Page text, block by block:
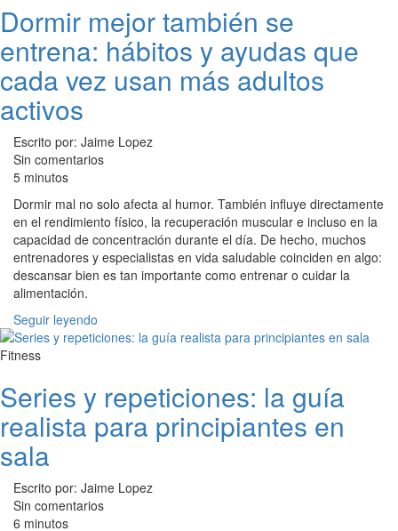
Dormir mejor también se
entrena: hábitos y ayudas que
cada vez usan más adultos
activos
Escrito por: Jaime Lopez
Sin comentarios
5 minutos
Dormir mal no solo afecta al humor. También influye directamente
en el rendimiento físico, la recuperación muscular e incluso en la
capacidad de concentración durante el día. De hecho, muchos
entrenadores y especialistas en vida saludable coinciden en algo:
descansar bien es tan importante como entrenar o cuidar la
alimentación.
Seguir leyendo
Fitness
Series y repeticiones: la guía
realista para principiantes en
sala
Escrito por: Jaime Lopez
Sin comentarios
6 minutos